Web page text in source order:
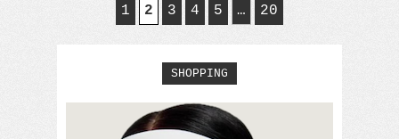
1 2 3 4 5 … 20
SHOPPING